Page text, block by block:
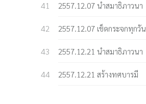
2557.12.07 นำสมาธิภาวนา
2557.12.07 เช็ดกระจกทุกวัน
2557.12.21 นำสมาธิภาวนา
2557.12.21 สร้างทศบารมี